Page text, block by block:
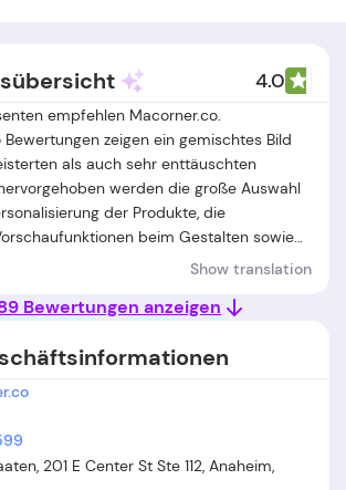
4.0
empfehlen Macorner.co.
Bewertungen zeigen ein gemischtes Bild
als auch sehr enttäuschten
werden die große Auswahl
der Produkte, die
beim Gestalten sowie
und lösungsorientiert beschriebene
Viele Käufer loben zudem die
berichten zahlreiche Nutzer von
oder nie gelieferten
Sendungsverfolgung und
Erreichbarkeit des Supports.
an der Produktqualität bei
(z.B. Acryl statt Glas, unscharfe Bilder)
Show translation
Bewertungen anzeigen
201 E Center St Ste 112, Anaheim,